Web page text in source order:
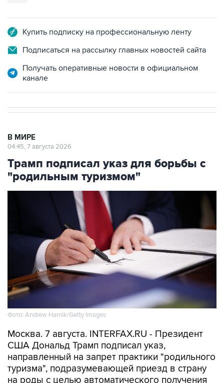
Купить подписку на профессиональную ленту
Подписаться на рассылку главных новостей сайта
Получать оперативные новости в официальном
канале
В МИРЕ
04:45, 7 августа 2026
Трамп подписал указ для борьбы с
"родильным туризмом"
Фото: Andrew Harnik/Getty Images
Москва. 7 августа. INTERFAX.RU - Президент
США Дональд Трамп подписал указ,
направленный на запрет практики "родильного
туризма", подразумевающей приезд в страну
на роды с целью автоматического получения